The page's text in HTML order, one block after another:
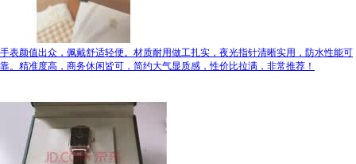
手表颜值出众，佩戴舒适轻便。材质耐用做工扎实，夜光指针清晰实用，防水性能可
靠。精准度高，商务休闲皆可，简约大气显质感，性价比拉满，非常推荐！